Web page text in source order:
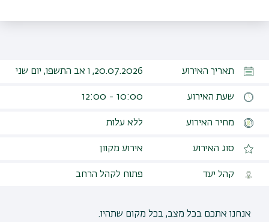
תאריך האירוע 20.07.2026, ו אב התשפו, יום שני
שעת האירוע 10:00 - 12:00
מחיר האירוע ללא עלות
סוג האירוע אירוע מקוון
קהל יעד פתוח לקהל הרחב
אנחנו אתכם בכל מצב, בכל מקום שתהיו.